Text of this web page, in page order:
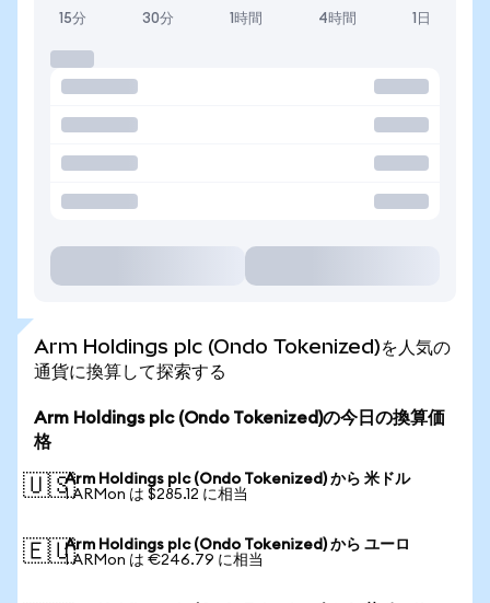
15分 30分 1時間 4時間 1日
Arm Holdings plc (Ondo Tokenized)を人気の
通貨に換算して探索する
Arm Holdings plc (Ondo Tokenized)の今日の換算価
格
🇺🇸Arm Holdings plc (Ondo Tokenized) から 米ドル
1 ARMon は $285.12 に相当
🇪🇺Arm Holdings plc (Ondo Tokenized) から ユーロ
1 ARMon は €246.79 に相当